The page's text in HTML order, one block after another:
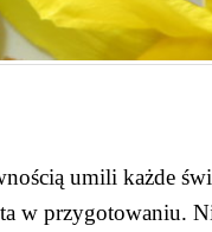
umili każde
w przygotowaniu.